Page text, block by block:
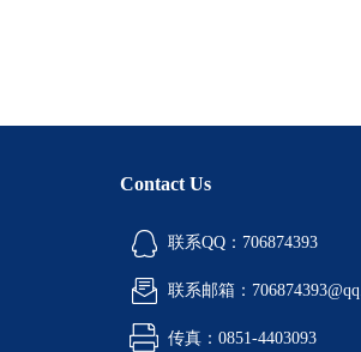
Contact Us
联系QQ：706874393
联系邮箱：
传真：0851-4403093